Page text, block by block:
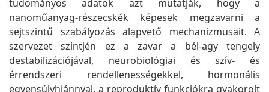
tudományos adatok azt mutatják, hogy a
nanoműanyag-részecskék képesek megzavarni a
sejtszintű szabályozás alapvető mechanizmusait. A
szervezet szintjén ez a zavar a bél-agy tengely
destabilizációjával, neurobiológiai és szív- és
érrendszeri rendellenességekkel, hormonális
egyensúlyhiánnyal, a reproduktív funkciókra gyakorolt